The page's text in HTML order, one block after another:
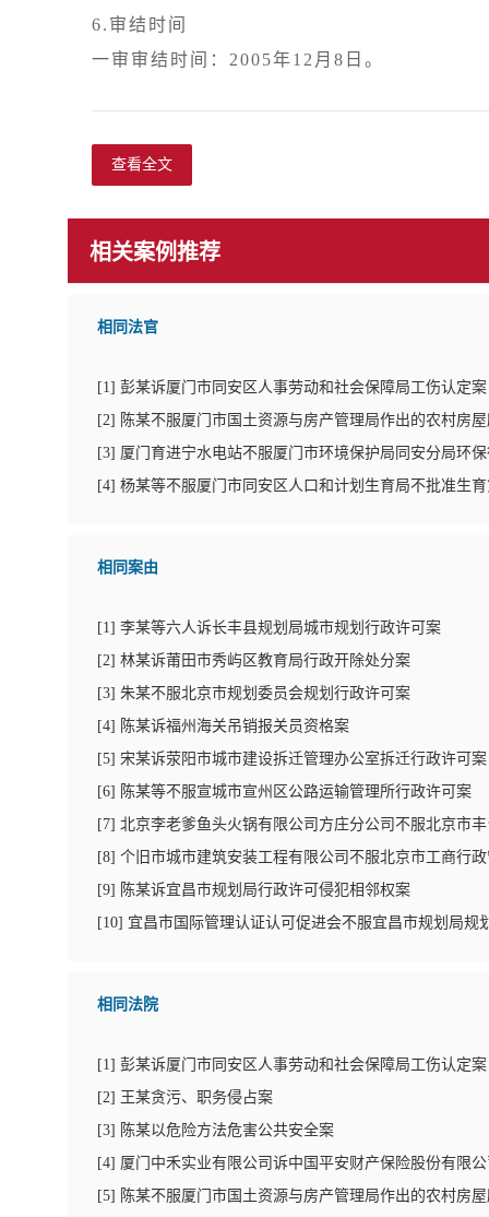
6.审结时间
查看全文
相关案例推荐
相同法官
[1] 彭某诉厦门市同安区人事劳动和社会保障局工伤认定案
[2] 陈某不服厦门市国土资源与房产管理局作出的农村房
[3] 厦门育进宁水电站不服厦门市环境保护局同安分局环
[4] 杨某等不服厦门市同安区人口和计划生育局不批准生
相同案由
[1] 李某等六人诉长丰县规划局城市规划行政许可案
[2] 林某诉莆田市秀屿区教育局行政开除处分案
[3] 朱某不服北京市规划委员会规划行政许可案
[4] 陈某诉福州海关吊销报关员资格案
[5] 宋某诉荥阳市城市建设拆迁管理办公室拆迁行政许可案
[6] 陈某等不服宣城市宣州区公路运输管理所行政许可案
[7] 北京李老爹鱼头火锅有限公司方庄分公司不服北京市
[8] 个旧市城市建筑安装工程有限公司不服北京市工商行
[9] 陈某诉宜昌市规划局行政许可侵犯相邻权案
[10] 宜昌市国际管理认证认可促进会不服宜昌市规划局规
相同法院
[1] 彭某诉厦门市同安区人事劳动和社会保障局工伤认定案
[2] 王某贪污、职务侵占案
[3] 陈某以危险方法危害公共安全案
[4] 厦门中禾实业有限公司诉中国平安财产保险股份有限
[5] 陈某不服厦门市国土资源与房产管理局作出的农村房